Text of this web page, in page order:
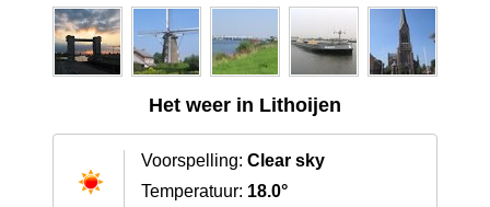
Het weer in Lithoijen
Voorspelling: Clear sky
Temperatuur: 18.0°